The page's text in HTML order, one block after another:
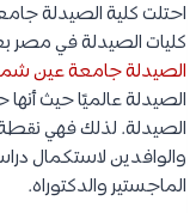
احتلت كلية الصيدلة
كليات الصيدلة في مصر
الصيدلة جامعة عين
الصيدلة. لذلك فهي
والوافدين لاستكمال
الماجستير والدكتوراه.